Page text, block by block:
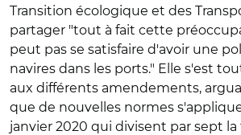
Transition écologique et des
partager "tout à fait cette
peut pas se satisfaire d'avoir une
navires dans les ports." Elle s'est
aux différents amendements,
que de nouvelles normes
janvier 2020 qui divisent par sept